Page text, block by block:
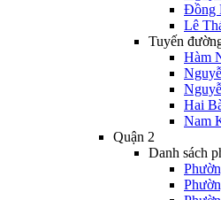
Đồng
Lê
Tuyến
Hàm
Hai
Nam
Quận 2
Danh sách